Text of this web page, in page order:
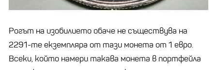
Рогът на изобилието обаче не съществува на
2291-те екземпляра от тази монета от 1 евро.
Всеки, който намери такава монета в портфейла